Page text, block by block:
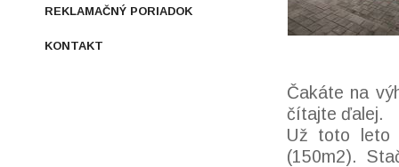
Čakáte na
čítajte ďalej.
Už toto leto
(150m2).
REKLAMAČNÝ PORIADOK
KONTAKT